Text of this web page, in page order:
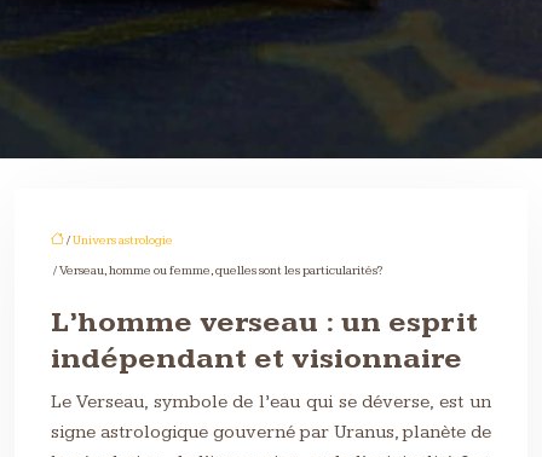
/Univers astrologie
/ Verseau, homme ou femme, quelles sont les particularités?
L’homme verseau : un esprit
indépendant et visionnaire
Le Verseau, symbole de l’eau qui se déverse, est un
signe astrologique gouverné par Uranus, planète de